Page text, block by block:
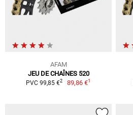
AFAM
JEU DE CHAÎNES 520
PVC 99,85 €2 89,86 €1